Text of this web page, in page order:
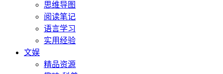
思维导图
阅读笔记
语言学习
实用经验
文娱
精品资源